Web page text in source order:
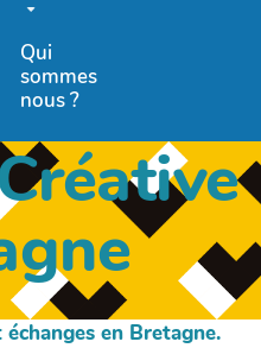
Qui
sommes
nous ?
en Bretagne.